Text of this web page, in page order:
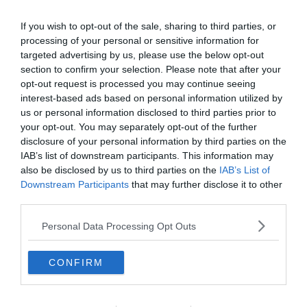
If you wish to opt-out of the sale, sharing to third parties, or
processing of your personal or sensitive information for
targeted advertising by us, please use the below opt-out
section to confirm your selection. Please note that after your
opt-out request is processed you may continue seeing
interest-based ads based on personal information utilized by
us or personal information disclosed to third parties prior to
your opt-out. You may separately opt-out of the further
disclosure of your personal information by third parties on the
IAB’s list of downstream participants. This information may
also be disclosed by us to third parties on the IAB’s List of
Downstream Participants that may further disclose it to other
Personal Data Processing Opt Outs
CONFIRM
“7 pontunk van, 9-nek kéne lenni, de nem baj.”
Raheem Sterlingről: “Nem dolgoztunk ki túl sok helyzetet, de
Raheem így is betalált, ami nagyszerű számunkra.”
David Silvaról: “Hihetetlenül jól játszott. David az ilyen meccseken
(amikor az ellenél nagyon visszaáll és nincs sok helyünk) nagyon él.
Az egyik legjobb játékos, akit valaha láttam játszani.”